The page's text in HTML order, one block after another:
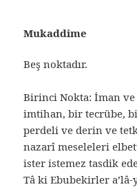
Mukaddime
Beş noktadır.
Birinci Nokta: İman
imtihan, bir tecrübe,
perdeli ve derin ve
nazarî meseleleri
ister istemez tasdik
Tâ ki Ebubekirler